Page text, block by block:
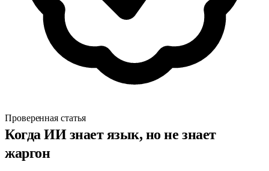
Проверенная статья
Когда ИИ знает язык, но не знает
жаргон